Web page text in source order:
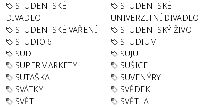
STUDENTSKÉ
DIVADLO
STUDENTSKÉ
UNIVERZITNÍ DIVADLO
STUDENTSKÉ VAŘENÍ
STUDENTSKÝ ŽIVOT
STUDIO 6
STUDIUM
SUD
SUJU
SUPERMARKETY
SUŠICE
SUTAŠKA
SUVENÝRY
SVÁTKY
SVĚDEK
SVĚT
SVĚTLA